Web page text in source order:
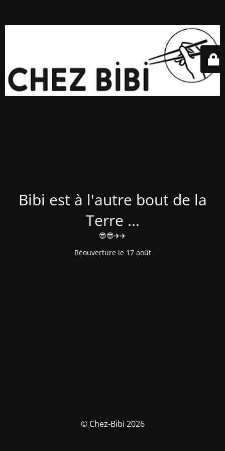
Bibi est à l'autre bout de la
Terre ...
😎😎✈️✈️
Réouverture le 17 août
© Chez-Bibi 2026